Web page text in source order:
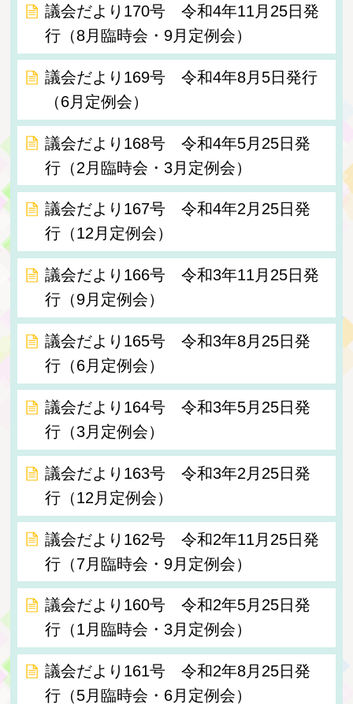
議会だより170号 令和4年11月25日発
行（8月臨時会・9月定例会）
議会だより169号 令和4年8月5日発行
（6月定例会）
議会だより168号 令和4年5月25日発
行（2月臨時会・3月定例会）
議会だより167号 令和4年2月25日発
行（12月定例会）
議会だより166号 令和3年11月25日発
行（9月定例会）
議会だより165号 令和3年8月25日発
行（6月定例会）
議会だより164号 令和3年5月25日発
行（3月定例会）
議会だより163号 令和3年2月25日発
行（12月定例会）
議会だより162号 令和2年11月25日発
行（7月臨時会・9月定例会）
議会だより160号 令和2年5月25日発
行（1月臨時会・3月定例会）
議会だより161号 令和2年8月25日発
行（5月臨時会・6月定例会）